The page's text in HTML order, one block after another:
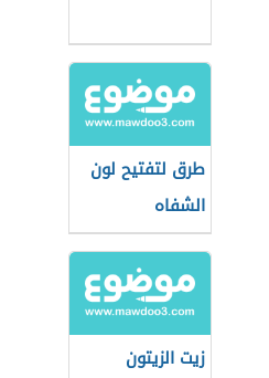
طرق لتفتيح لون
الشفاه
زيت الزيتون